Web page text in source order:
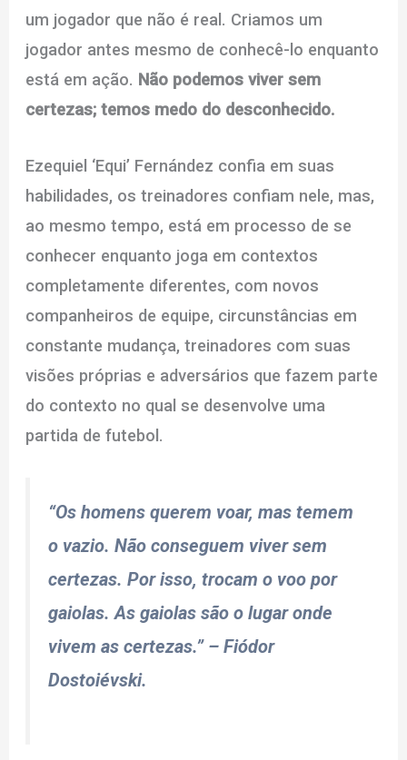
um jogador que não é real. Criamos um
jogador antes mesmo de conhecê-lo enquanto
está em ação. Não podemos viver sem
certezas; temos medo do desconhecido.
Ezequiel ‘Equi’ Fernández confia em suas
habilidades, os treinadores confiam nele, mas,
ao mesmo tempo, está em processo de se
conhecer enquanto joga em contextos
completamente diferentes, com novos
companheiros de equipe, circunstâncias em
constante mudança, treinadores com suas
visões próprias e adversários que fazem parte
do contexto no qual se desenvolve uma
partida de futebol.
“Os homens querem voar, mas temem
o vazio. Não conseguem viver sem
certezas. Por isso, trocam o voo por
gaiolas. As gaiolas são o lugar onde
vivem as certezas.” – Fiódor
Dostoiévski.